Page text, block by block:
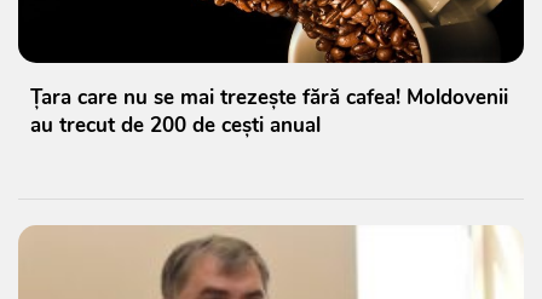
Țara care nu se mai trezește fără cafea! Moldovenii
au trecut de 200 de cești anual